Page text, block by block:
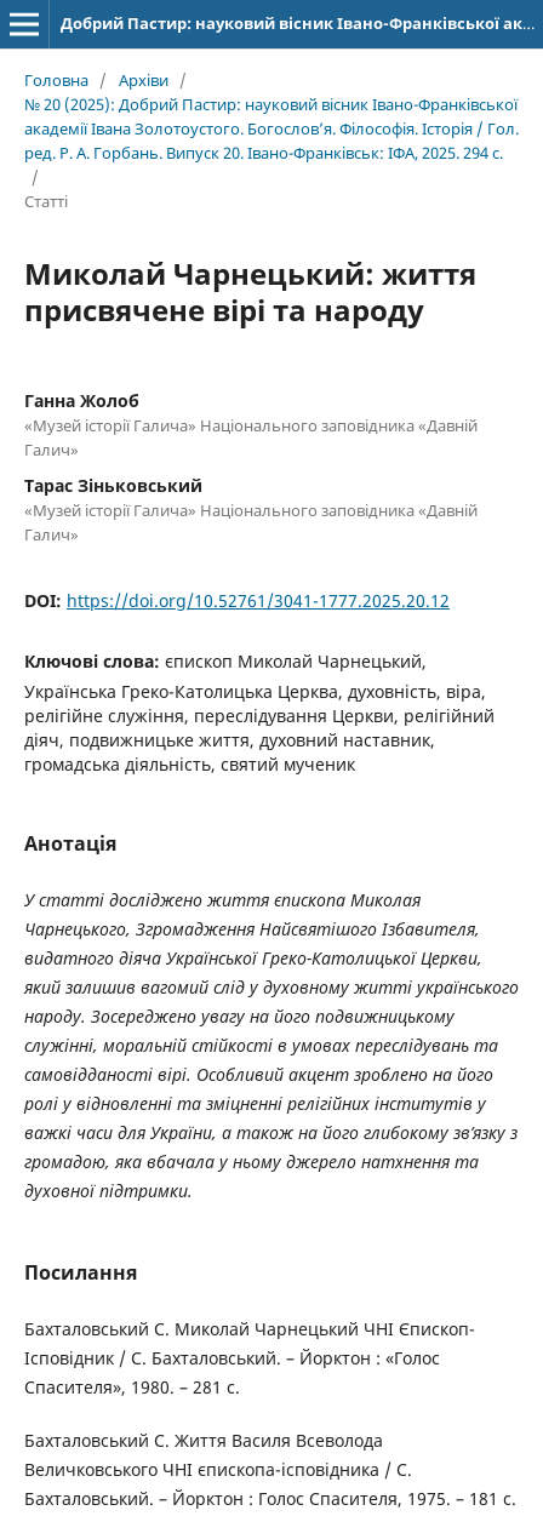
Добрий Пастир: науковий вісник Івано-Франківської академії Івана Золотоустого. Богослов’я. Філософія. Історія
Головна / Архіви /
№ 20 (2025): Добрий Пастир: науковий вісник Івано-Франківської
академії Івана Золотоустого. Богослов’я. Філософія. Історія / Гол.
ред. Р. А. Горбань. Випуск 20. Івано-Франківськ: ІФА, 2025. 294 с.
/
Статті
Миколай Чарнецький: життя
присвячене вірі та народу
Ганна Жолоб
«Музей історії Галича» Національного заповідника «Давній
Галич»
Тарас Зіньковський
«Музей історії Галича» Національного заповідника «Давній
Галич»
DOI: https://doi.org/10.52761/3041-1777.2025.20.12
Ключові слова: єпископ Миколай Чарнецький,
Українська Греко-Католицька Церква, духовність, віра,
релігійне служіння, переслідування Церкви, релігійний
діяч, подвижницьке життя, духовний наставник,
громадська діяльність, святий мученик
Анотація
У статті досліджено життя єпископа Миколая
Чарнецького, Згромадження Найсвятішого Ізбавителя,
видатного діяча Української Греко-Католицької Церкви,
який залишив вагомий слід у духовному житті українського
народу. Зосереджено увагу на його подвижницькому
служінні, моральній стійкості в умовах переслідувань та
самовідданості вірі. Особливий акцент зроблено на його
ролі у відновленні та зміцненні релігійних інститутів у
важкі часи для України, а також на його глибокому зв’язку з
громадою, яка вбачала у ньому джерело натхнення та
духовної підтримки.
Посилання
Бахталовський С. Миколай Чарнецький ЧНІ Єпископ-
Ісповідник / С. Бахталовський. – Йорктон : «Голос
Спасителя», 1980. – 281 с.
Бахталовський С. Життя Василя Всеволода
Величковського ЧНІ єпископа-ісповідника / С.
Бахталовський. – Йорктон : Голос Спасителя, 1975. – 181 с.